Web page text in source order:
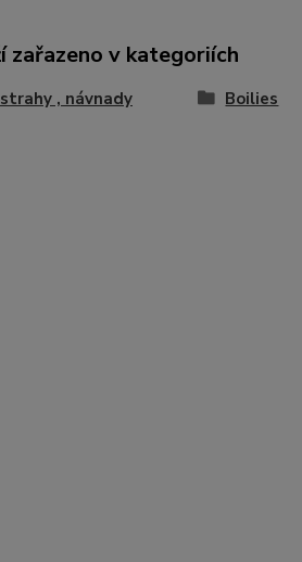
zařazeno v kategoriích
, návnady Boilies